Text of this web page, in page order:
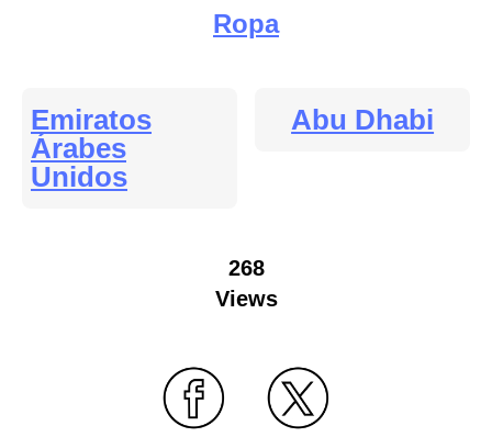
Ropa
Emiratos
Árabes
Unidos
Abu Dhabi
268
Views